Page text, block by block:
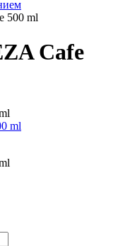
500 ml
Cafe